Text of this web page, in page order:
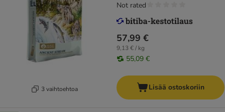
3 vaihtoehtoa
57,99 €
9,13 € / kg
55,09 €
Not rated
Lisää ostoskoriin